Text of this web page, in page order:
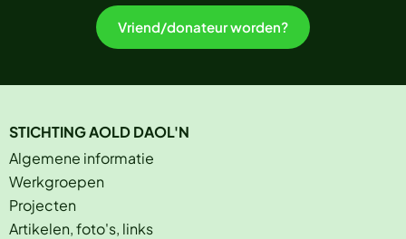
Vriend/donateur worden?
STICHTING AOLD DAOL'N
Algemene informatie
Werkgroepen
Projecten
Artikelen, foto's, links